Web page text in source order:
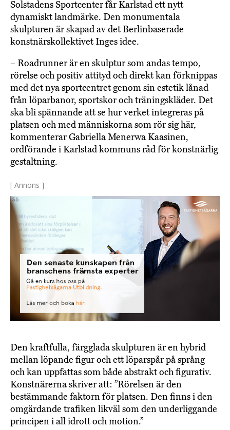
Solstadens Sportcenter får Karlstad ett nytt
dynamiskt landmärke. Den monumentala
skulpturen är skapad av det Berlinbaserade
konstnärskollektivet Inges idee.
– Roadrunner är en skulptur som andas tempo,
rörelse och positiv attityd och direkt kan förknippas
med det nya sportcentret genom sin estetik lånad
från löparbanor, sportskor och träningskläder. Det
ska bli spännande att se hur verket integreras på
platsen och med människorna som rör sig här,
kommenterar Gabriella Menerwa Kaasinen,
ordförande i Karlstad kommuns råd för konstnärlig
gestaltning.
[ Annons ]
Den kraftfulla, färgglada skulpturen är en hybrid
mellan löpande figur och ett löparspår på språng
och kan uppfattas som både abstrakt och figurativ.
Konstnärerna skriver att: ”Rörelsen är den
bestämmande faktorn för platsen. Den finns i den
omgärdande trafiken likväl som den underliggande
principen i all idrott och motion.”